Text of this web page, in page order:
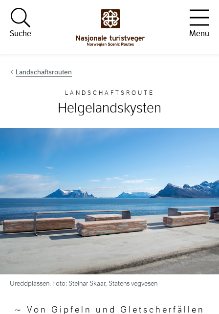
Hopp til innhold
Suche
Menü
Landschaftsrouten
LANDSCHAFTSROUTE
Helgelandskysten
Ureddplassen. Foto: Steinar Skaar, Statens vegvesen
Von Gipfeln und Gletscherfällen